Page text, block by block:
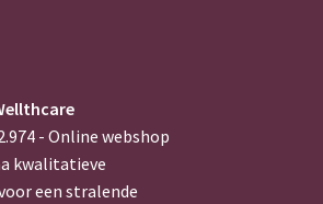
- Online webshop
kwalitatieve
een stralende